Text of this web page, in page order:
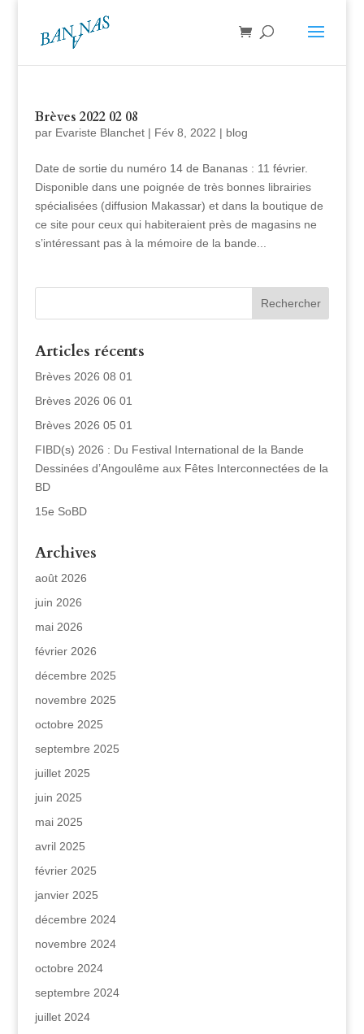
Brèves 2022 02 08
par Evariste Blanchet| Fév 8, 2022 | blog
Date de sortie du numéro 14 de Bananas : 11 février.
Disponible dans une poignée de très bonnes librairies
spécialisées (diffusion Makassar) et dans la boutique de
ce site pour ceux qui habiteraient près de magasins ne
s’intéressant pas à la mémoire de la bande...
Articles récents
Brèves 2026 08 01
Brèves 2026 06 01
Brèves 2026 05 01
FIBD(s) 2026 : Du Festival International de la Bande
Dessinées d’Angoulême aux Fêtes Interconnectées de la
BD
15e SoBD
Archives
août 2026
juin 2026
mai 2026
février 2026
décembre 2025
novembre 2025
octobre 2025
septembre 2025
juillet 2025
juin 2025
mai 2025
avril 2025
février 2025
janvier 2025
décembre 2024
novembre 2024
octobre 2024
septembre 2024
juillet 2024